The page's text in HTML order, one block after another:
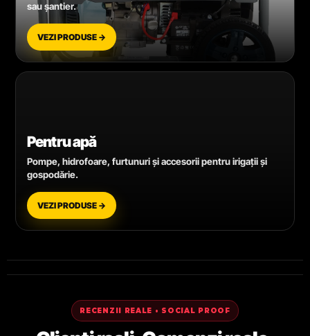
sau șantier.
VEZI PRODUSE →
Pentru apă
Pompe, hidrofoare, furtunuri și accesorii pentru irigații și
gospodărie.
VEZI PRODUSE →
RECENZII REALE • SOCIAL PROOF